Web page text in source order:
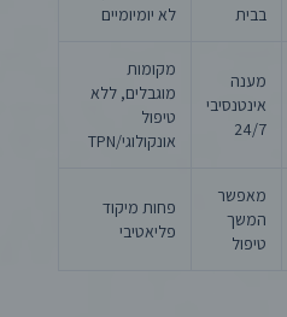
בבית
לא יומיומיים
מענה
אינטנסיבי
24/7
מקומות
מוגבלים, ללא
טיפול
אונקולוגי/TPN
מאפשר
המשך
טיפול
פחות מיקוד
פליאטיבי